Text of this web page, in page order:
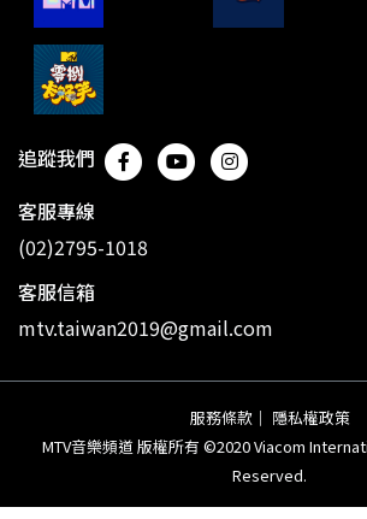
追蹤我們
客服專線
(02)2795-1018
客服信箱
mtv.taiwan2019@gmail.com
服務條款 ｜ 隱私權政策
MTV音樂頻道 版權所有 ©2020 Viacom
Reserved.